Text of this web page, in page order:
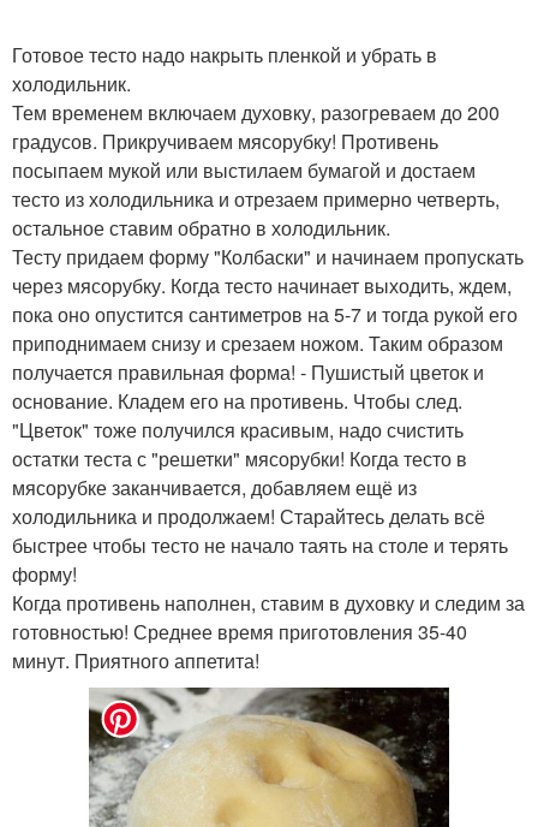
Готовое тесто надо накрыть пленкой и убрать в
холодильник.
Тем временем включаем духовку, разогреваем до 200
градусов. Прикручиваем мясорубку! Противень
посыпаем мукой или выстилаем бумагой и достаем
тесто из холодильника и отрезаем примерно четверть,
остальное ставим обратно в холодильник.
Тесту придаем форму "Колбаски" и начинаем пропускать
через мясорубку. Когда тесто начинает выходить, ждем,
пока оно опустится сантиметров на 5-7 и тогда рукой его
приподнимаем снизу и срезаем ножом. Таким образом
получается правильная форма! - Пушистый цветок и
основание. Кладем его на противень. Чтобы след.
"Цветок" тоже получился красивым, надо счистить
остатки теста с "решетки" мясорубки! Когда тесто в
мясорубке заканчивается, добавляем ещё из
холодильника и продолжаем! Старайтесь делать всё
быстрее чтобы тесто не начало таять на столе и терять
форму!
Когда противень наполнен, ставим в духовку и следим за
готовностью! Среднее время приготовления 35-40
минут. Приятного аппетита!